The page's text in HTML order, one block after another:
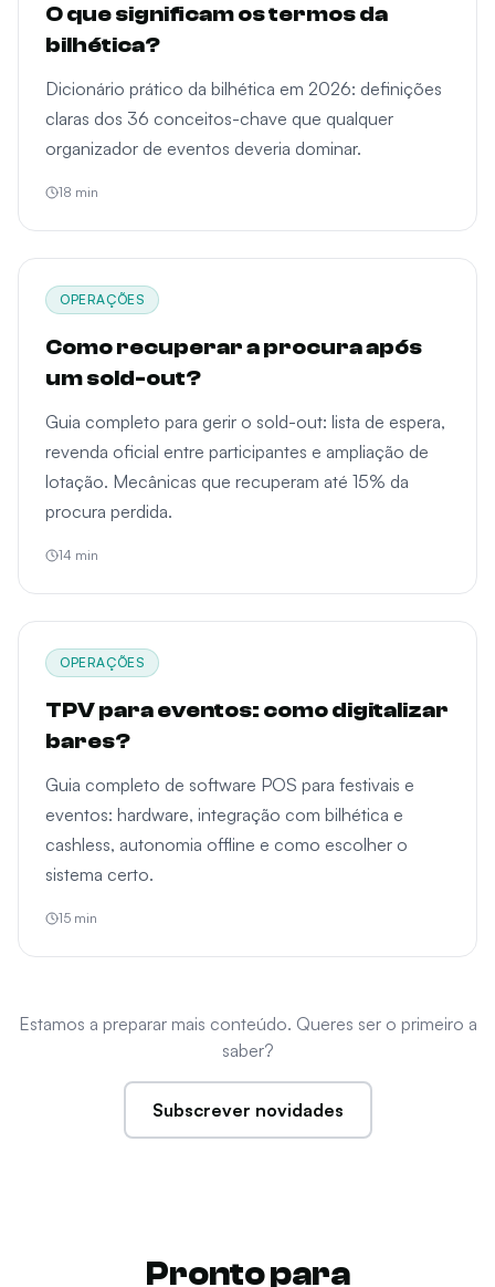
O que significam os termos da
bilhética?
Dicionário prático da bilhética em 2026: definições
claras dos 36 conceitos-chave que qualquer
organizador de eventos deveria dominar.
18 min
OPERAÇÕES
Como recuperar a procura após
um sold-out?
Guia completo para gerir o sold-out: lista de espera,
revenda oficial entre participantes e ampliação de
lotação. Mecânicas que recuperam até 15% da
procura perdida.
14 min
OPERAÇÕES
TPV para eventos: como digitalizar
bares?
Guia completo de software POS para festivais e
eventos: hardware, integração com bilhética e
cashless, autonomia offline e como escolher o
sistema certo.
15 min
Estamos a preparar mais conteúdo. Queres ser o primeiro a
saber?
Subscrever novidades
Pronto para